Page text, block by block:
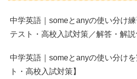
中学英語｜someとanyの使い分け
テスト・高校入試対策／解答・解説
中学英語｜someとanyの使い分け
ト・高校入試対策】